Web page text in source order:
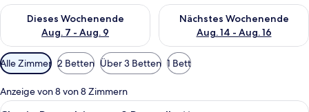
Dieses Wochenende
Aug. 7 - Aug. 9
Überprüfe die Verfügbarkeit für dieses Wochenende, Aug. 7
Nächstes Wochenende
Aug. 14 - Aug. 16
Überprüfe die Verfügbarkeit
Verfügbare
Filter
für
Zimmer
Alle Zimmer 2 Betten Über 3 Betten 1 Bett
Anzeige von 8 von 8 Zimmern
Alle
Classic-Doppelzimmer, 2